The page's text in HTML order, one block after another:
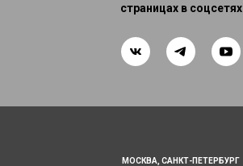
страницах в соцсетях
МОСКВА, САНКТ-ПЕТЕРБУРГ